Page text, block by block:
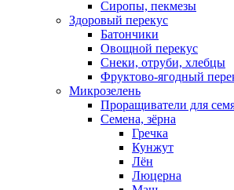
Сиропы, пекмезы
Здоровый перекус
Батончики
Овощной перекус
Снеки, отруби, хлебцы
Фруктово-ягодный
Микрозелень
Проращиватели для
Семена, зёрна
Гречка
Кунжут
Лён
Люцерна